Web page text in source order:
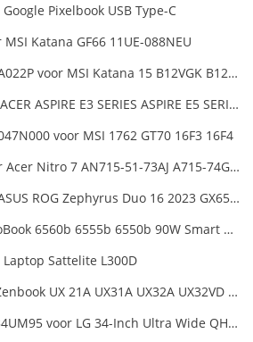
Pixelbook USB Type-C
Katana GF66 11UE-088NEU
A21-200P2B A200A022P voor MSI Katana 15 B12VGK B12VFK B12VEK
A13-045N2A voor ACER ASPIRE E3 SERIES ASPIRE E5 SERIES ASPIRE ES1 SERIES
voor MSI 1762 GT70 16F3 16F4
ADP-135NB B voor Acer Nitro 7 AN715-51-73AJ A715-74G-52B0 Notebook
A22-330P1A voor ASUS ROG Zephyrus Duo 16 2023 GX650PY
6560b voor HP ProBook 6560b 6555b 6550b 90W Smart AC Power Adapter Laptop
Sattelite L300D
3.42A voor ASUS Zenbook UX 21A UX31A UX32A UX32VD Series Ultrabook Models
LCAP31 34UM94 34UM95 voor LG 34-Inch Ultra Wide QHD Monitor LED